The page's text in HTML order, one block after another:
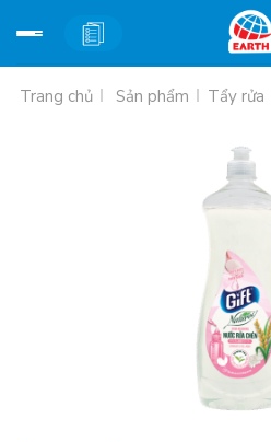
quaTrang chủ Sản phẩm Tẩy rửa